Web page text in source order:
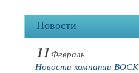
Новости
11 Февраль
Новости компании BOCK